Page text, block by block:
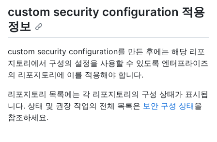
custom security configuration 적용
정보
custom security configuration를 만든 후에는 해당 리포
지토리에서 구성의 설정을 사용할 수 있도록 엔터프라이즈
의 리포지토리에 이를 적용해야 합니다.
리포지토리 목록에는 각 리포지토리의 구성 상태가 표시됩
니다. 상태 및 권장 작업의 전체 목록은 보안 구성 상태을
참조하세요.